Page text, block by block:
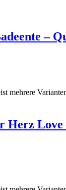
–
mehrere
Herz